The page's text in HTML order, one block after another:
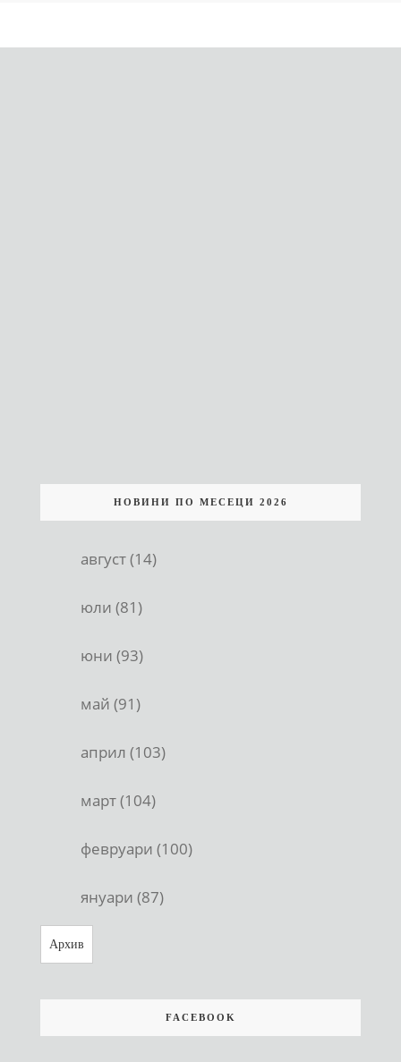
НОВИНИ ПО МЕСЕЦИ 2026
август (14)
юли (81)
юни (93)
май (91)
април (103)
март (104)
февруари (100)
януари (87)
Архив
FACEBOOK